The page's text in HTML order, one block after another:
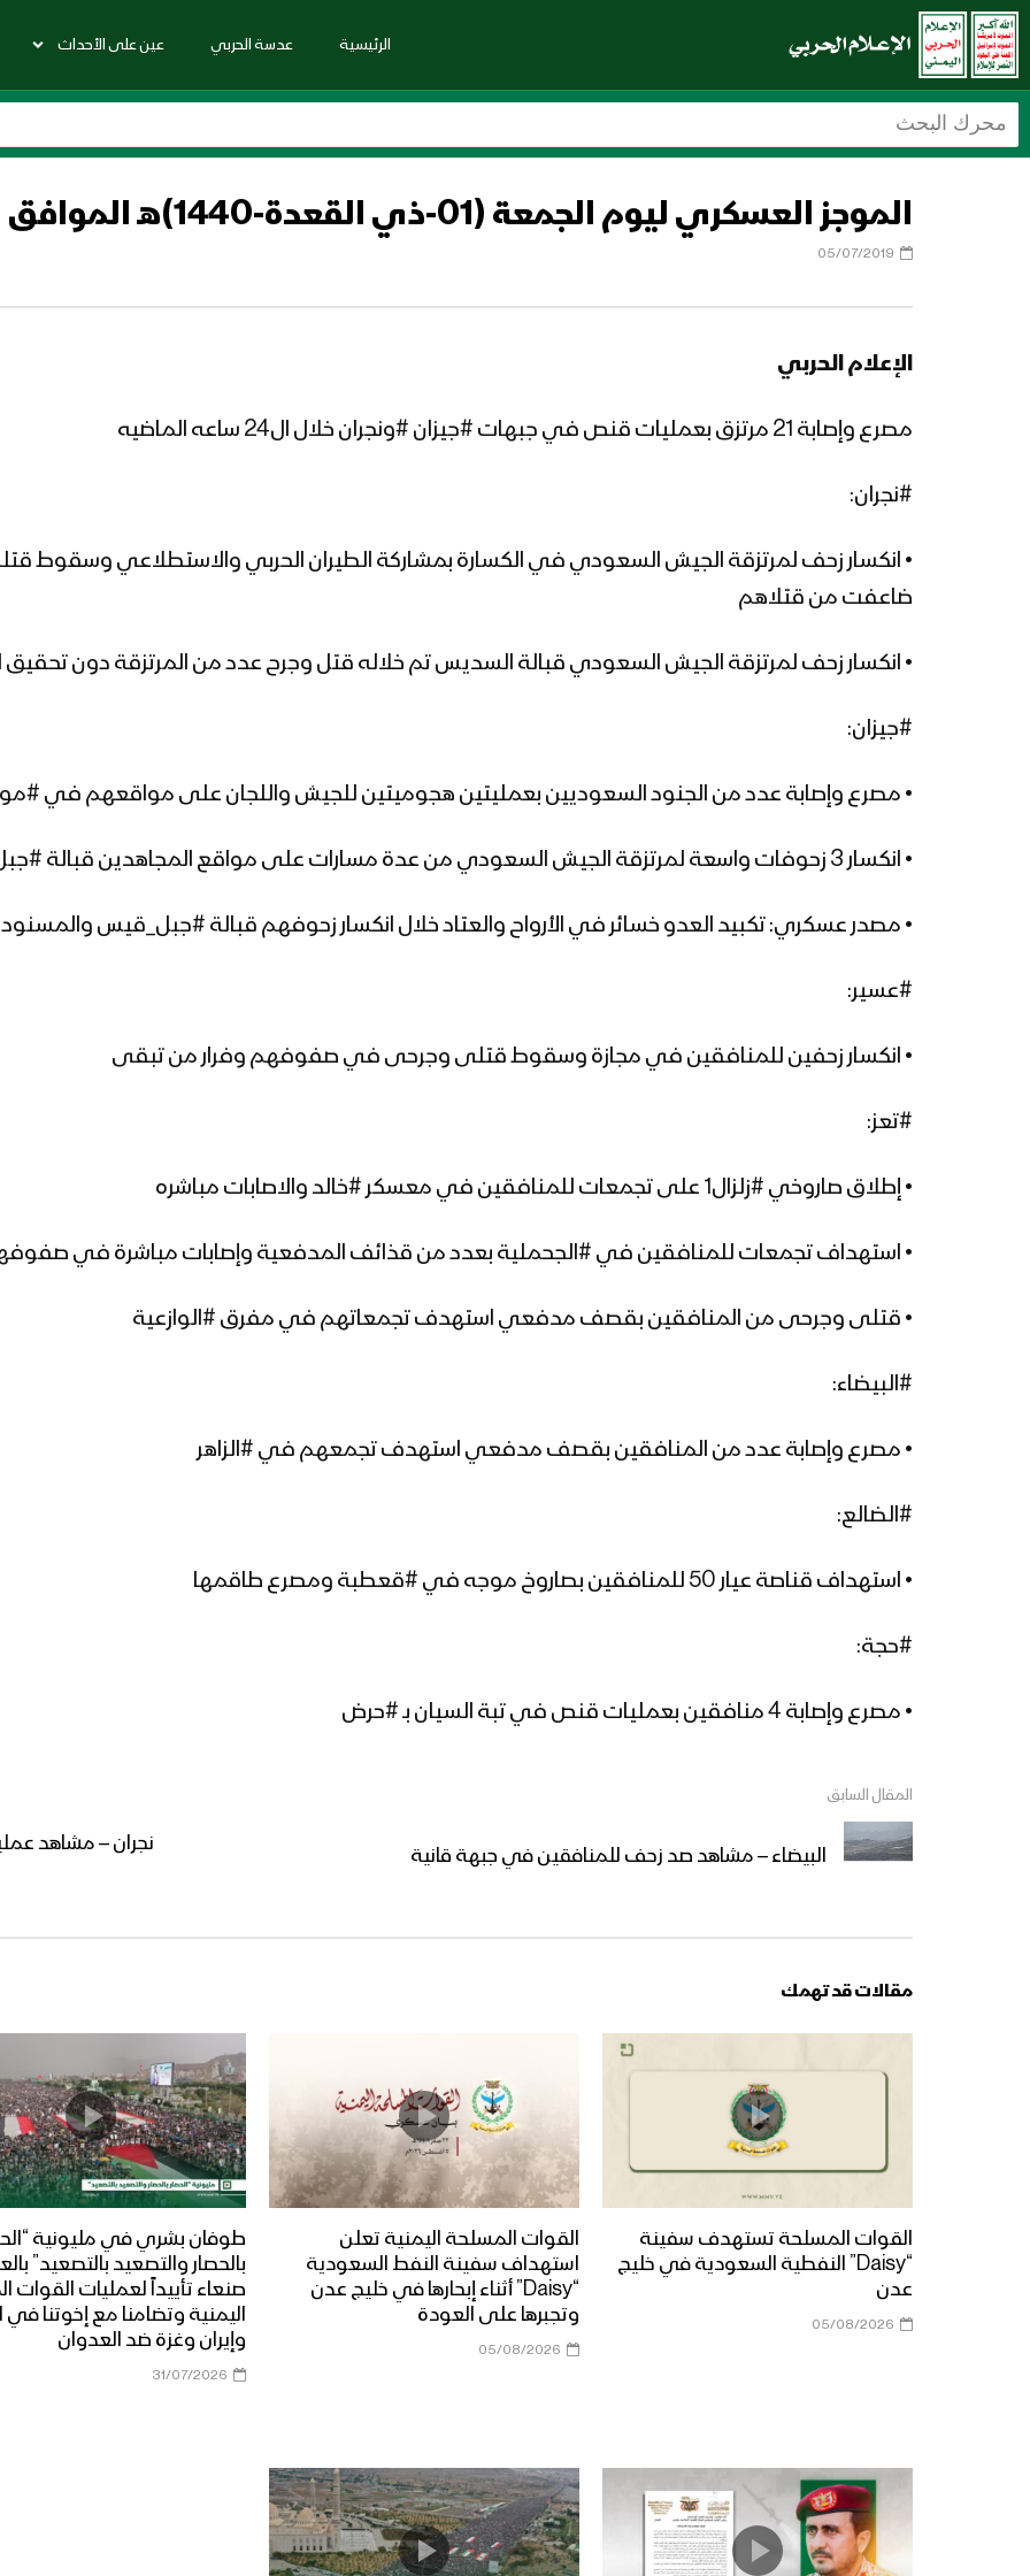
الرئيسية عدسة الحربي عين على الأحداث
الموجز العسكري ليوم الجمعة (01-ذي القعدة-1440)هـ الموافق (05-07-2019)م
05/07/2019
الإعلام الحربي
مصرع وإصابة 21 مرتزق بعمليات قنص في جبهات #جيزان #ونجران خلال ال24 ساعه الماضيه
#نجران:
• انكسار زحف لمرتزقة الجيش السعودي في الكسارة بمشاركة الطيران الحربي والاستطلاعي
ضاعفت من قتلاهم
• انكسار زحف لمرتزقة الجيش السعودي قبالة السديس تم خلاله قتل وجرح عدد من المرتزقة دون
#جيزان:
• مصرع وإصابة عدد من الجنود السعوديين بعمليتين هجوميتين للجيش واللجان على مواقعهم في
• انكسار 3 زحوفات واسعة لمرتزقة الجيش السعودي من عدة مسارات على مواقع المجاهدين قبالة #جبل_قيس
• مصدر عسكري: تكبيد العدو خسائر في الأرواح والعتاد خلال انكسار زحوفهم قبالة #جبل_قيس
#عسير:
• انكسار زحفين للمنافقين في مجازة وسقوط قتلى وجرحى في صفوفهم وفرار من تبقى
#تعز:
• إطلاق صاروخي #زلزال1 على تجمعات للمنافقين في معسكر #خالد والاصابات مباشره
• استهداف تجمعات للمنافقين في #الجحملية بعدد من قذائف المدفعية وإصابات مباشرة في
• قتلى وجرحى من المنافقين بقصف مدفعي استهدف تجمعاتهم في مفرق #الوازعية
#البيضاء:
• مصرع وإصابة عدد من المنافقين بقصف مدفعي استهدف تجمعهم في #الزاهر
#الضالع:
• استهداف قناصة عيار 50 للمنافقين بصاروخ موجه في #قعطبة ومصرع طاقمها
#حجة:
• مصرع وإصابة 4 منافقين بعمليات قنص في تبة السيان بـ #حرض
المقال السابق
البيضاء – مشاهد صد زحف للمنافقين في جبهة قانية
نجران – مشاهد
مقالات قد تهمك
القوات المسلحة تستهدف سفينة
“Daisy” النفطية السعودية في خليج
عدن
05/08/2026
القوات المسلحة اليمنية تعلن
استهداف سفينة النفط السعودية
“Daisy” أثناء إبحارها في خليج عدن
وتجبرها على العودة
05/08/2026
طوفان بشري في مليونية
بالحصار والتصعيد بالتصعيد”
صنعاء تأييداً لعمليات القوات
اليمنية وتضامنا مع إخوتنا في
وإيران وغزة ضد العدوان
31/07/2026